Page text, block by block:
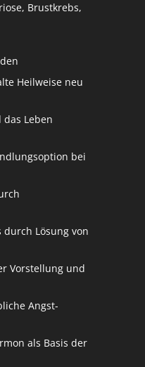
Brustkrebs,
Heilweise neu
Leben
bei
Lösung von
Vorstellung und
Angst-
als Basis der